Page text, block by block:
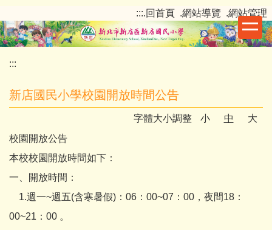
到
主
內
區
:::.回首頁 .網站導覽 .網站管理
:::
新店國民小學校園開放時間公告
字體大小調整 小 中
大
校園開放公告
本校校園開放時間如下：
一、開放時間：
1.週一~週五(含寒暑假)：06：00~07：00，夜間18：
00~21：00 。